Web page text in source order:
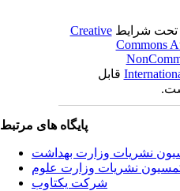
تحت شرایطCreative
Commons
قابل
پایگاه های مرتبط
نشریات وزارت بهداشت
نشریات وزارت علوم
شرکت یکتاوب